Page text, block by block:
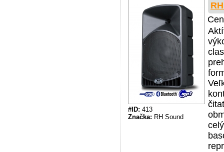
#ID: 413
Značka: RH Sound